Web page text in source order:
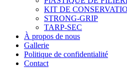
KIT DE
STRONG-GRIP
TARP-SEC
À propos de nous
Gallerie
Politique de confidentialité
Contact